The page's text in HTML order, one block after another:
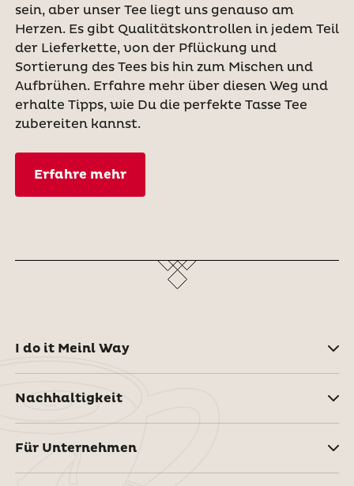
sein, aber unser Tee liegt uns genauso am
Herzen. Es gibt Qualitätskontrollen in jedem Teil
der Lieferkette, von der Pflückung und
Sortierung des Tees bis hin zum Mischen und
Aufbrühen. Erfahre mehr über diesen Weg und
erhalte Tipps, wie Du die perfekte Tasse Tee
zubereiten kannst.
Erfahre mehr
I do it Meinl Way
Nachhaltigkeit
Für Unternehmen